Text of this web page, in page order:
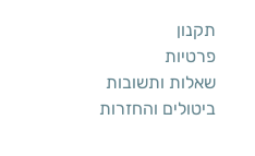
תקנון
פרטיות
שאלות ותשובות
ביטולים והחזרות